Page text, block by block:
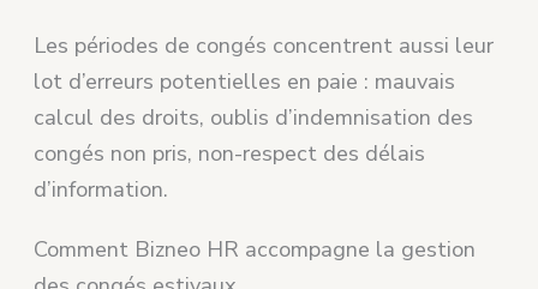
Les périodes de congés concentrent aussi leur
lot d’erreurs potentielles en paie : mauvais
calcul des droits, oublis d’indemnisation des
congés non pris, non-respect des délais
d’information.
Comment Bizneo HR accompagne la gestion